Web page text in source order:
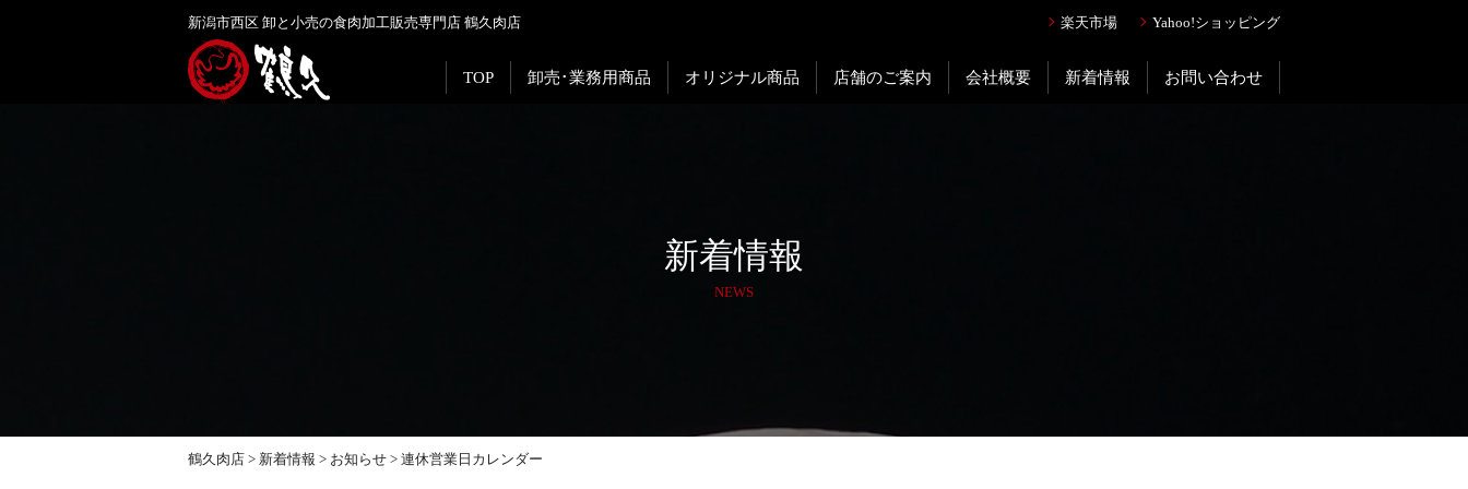
新潟市西区 卸と小売の食肉加工販売専門店 鶴久肉店 楽天市場 Yahoo!ショッピング
TOP 卸売･業務用商品 オリジナル商品 店舗のご案内 会社概要 新着情報 お問い合わせ
新着情報
NEWS
鶴久肉店 > 新着情報 > お知らせ > 連休営業日カレンダー